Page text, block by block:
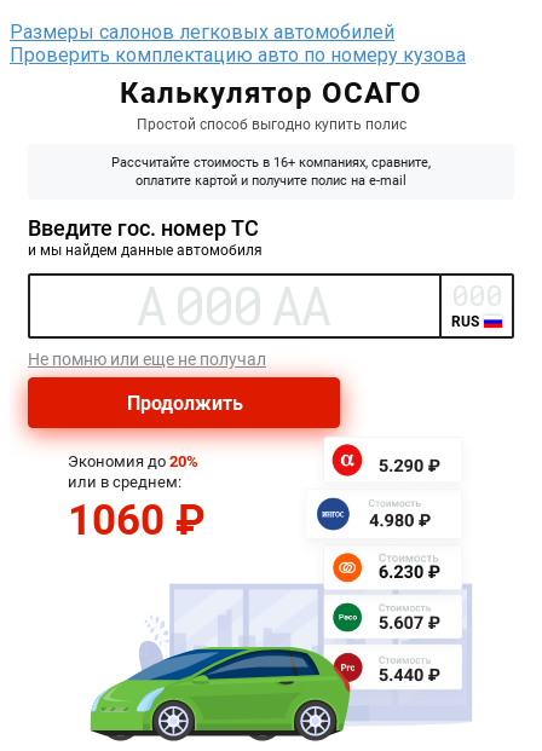
Размеры салонов легковых автомобилей
Проверить комплектацию авто по номеру кузова